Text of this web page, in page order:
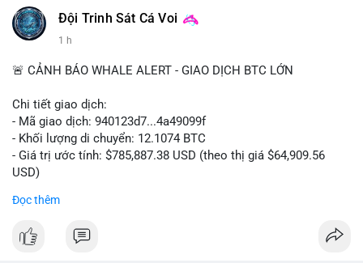
Đội Trinh Sát Cá Voi
1 h
🚨 CẢNH BÁO WHALE ALERT - GIAO DỊCH BTC LỚN
Chi tiết giao dịch:
- Mã giao dịch: 940123d7...4a49099f
- Khối lượng di chuyển: 12.1074 BTC
- Giá trị ước tính: $785,887.38 USD (theo thị giá $64,909.56
USD)
Khối lượng 12.1 BTC tương đương gần 786 nghìn USD được di
Đọc thêm